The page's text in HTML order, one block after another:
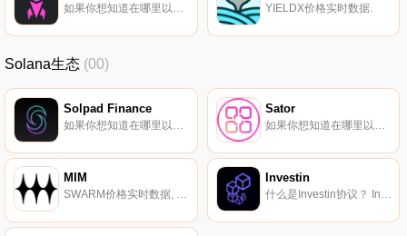
如果你想知道在哪里以当前价格购买MEGAWEAPON,目前交易{MEGAWEAPON]股票的顶级加密货币交易所是Uniswap（V2）。您可以在我们的加密货币交易所页面上找到其他列表. YIELDX价格实时数据.
Solana生态 (00)
Solpad Finance Sator
MIM
SWARM价格实时数据, 什么是MIM？MIM是一群音乐制作人、录音艺术家、视觉艺术家、视频制作人和设计师,他们为元宇宙创作内容。MIM发布虚拟艺术家、样品包、制作人工具、商品和NFT。创作音乐的过程变成了社区的协作和共享.
Investin
什么是Investin协议？ Investin是一种与区块链无关的去中心化基金管理协议,为潜在投资者和经验丰富的交易员提供了一个公开市场,以无信任和非托管的方式交换他们的产品 IVN令牌是Investin协议的治理令牌。代币反映了协议中的所有权,通过协议产生的费用将在基金经理之间平均分配.